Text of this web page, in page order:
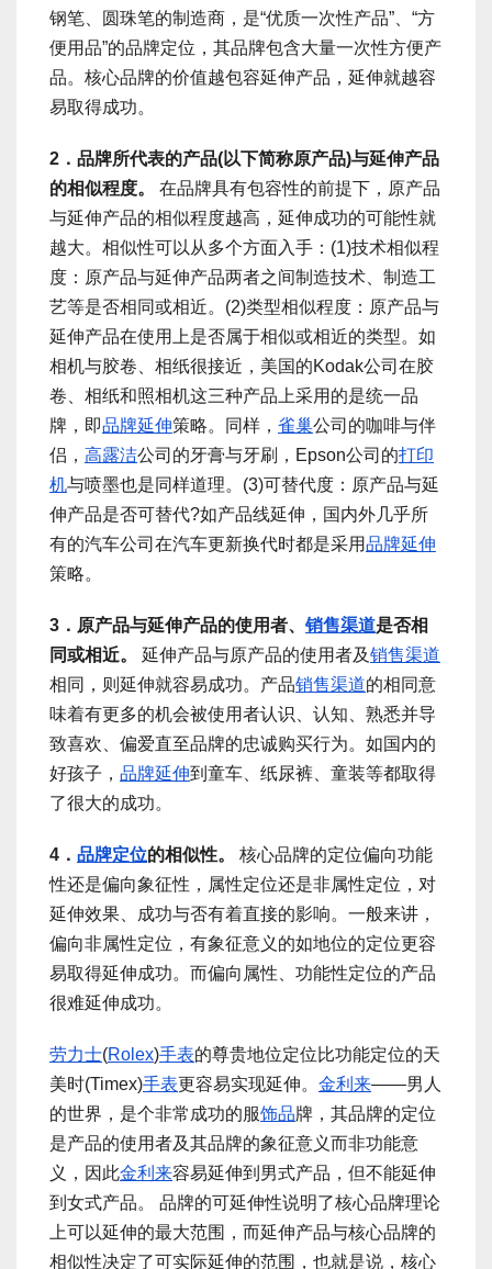
钢笔、圆珠笔的制造商，是“优质一次性产品”、“方
便用品”的品牌定位，其品牌包含大量一次性方便产
品。核心品牌的价值越包容延伸产品，延伸就越容
易取得成功。
2．品牌所代表的产品(以下简称原产品)与延伸产品
的相似程度。
在品牌具有包容性的前提下，原产品
与延伸产品的相似程度越高，延伸成功的可能性就
越大。相似性可以从多个方面入手：(1)技术相似程
度：原产品与延伸产品两者之间制造技术、制造工
艺等是否相同或相近。(2)类型相似程度：原产品与
延伸产品在使用上是否属于相似或相近的类型。如
相机与胶卷、相纸很接近，美国的Kodak公司在胶
卷、相纸和照相机这三种产品上采用的是统一品
牌，即品牌延伸策略。同样， 雀巢公司的咖啡与伴
侣， 高露洁公司的牙膏与牙刷，Epson公司的打印
机与喷墨也是同样道理。(3)可替代度：原产品与延
伸产品是否可替代?如产品线延伸，国内外几乎所
有的汽车公司在汽车更新换代时都是采用品牌延伸
策略。
3．原产品与延伸产品的使用者、销售渠道是否相
同或相近。
延伸产品与原产品的使用者及销售渠道
相同，则延伸就容易成功。产品销售渠道的相同意
味着有更多的机会被使用者认识、认知、熟悉并导
致喜欢、偏爱直至品牌的忠诚购买行为。如国内的
好孩子， 品牌延伸到童车、纸尿裤、童装等都取得
了很大的成功。
4． 品牌定位的相似性。
核心品牌的定位偏向功能
性还是偏向象征性，属性定位还是非属性定位，对
延伸效果、成功与否有着直接的影响。一般来讲，
偏向非属性定位，有象征意义的如地位的定位更容
易取得延伸成功。而偏向属性、功能性定位的产品
很难延伸成功。
劳力士(Rolex)手表的尊贵地位定位比功能定位的天
美时(Timex)手表更容易实现延伸。 金利来——男人
的世界，是个非常成功的服饰品牌，其品牌的定位
是产品的使用者及其品牌的象征意义而非功能意
义，因此金利来容易延伸到男式产品，但不能延伸
到女式产品。 品牌的可延伸性说明了核心品牌理论
上可以延伸的最大范围，而延伸产品与核心品牌的
相似性决定了可实际延伸的范围，也就是说，核心